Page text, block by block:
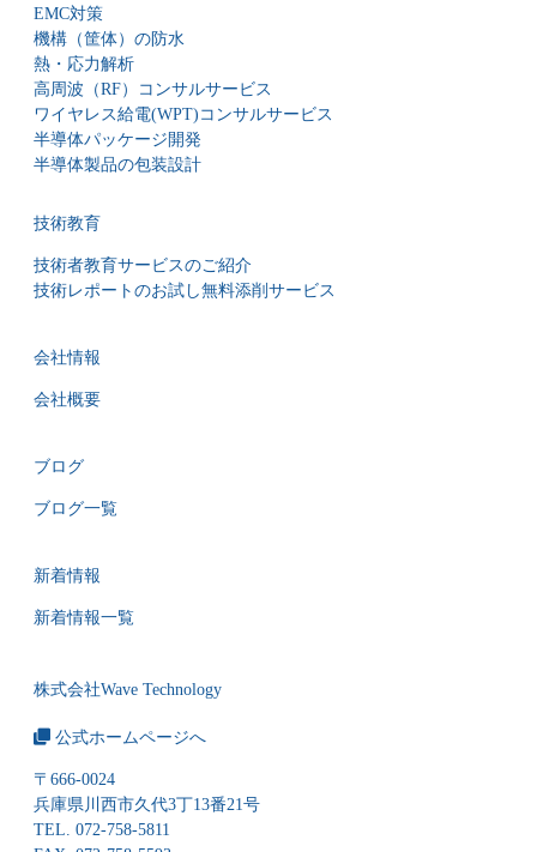
EMC対策
機構（筐体）の防水
熱・応力解析
高周波（RF）コンサルサービス
ワイヤレス給電(WPT)コンサルサービス
半導体パッケージ開発
半導体製品の包装設計
技術教育
技術者教育サービスのご紹介
技術レポートのお試し無料添削サービス
会社情報
会社概要
ブログ
ブログ一覧
新着情報
新着情報一覧
株式会社Wave Technology
公式ホームページへ
〒666-0024
兵庫県川西市久代3丁13番21号
TEL. 072-758-5811